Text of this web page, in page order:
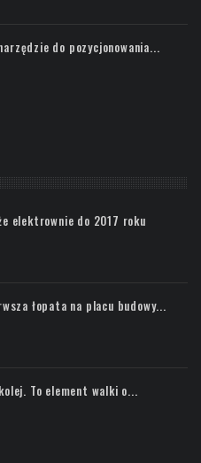
do pozycjonowania...
elektrownie do 2017 roku
łopata na placu budowy...
To element walki o...